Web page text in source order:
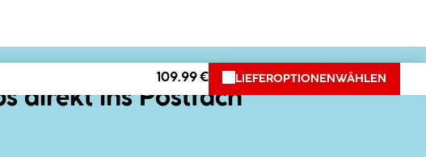
109.99 € LIEFEROPTIONEN WÄHLEN
direkt ins Postfach